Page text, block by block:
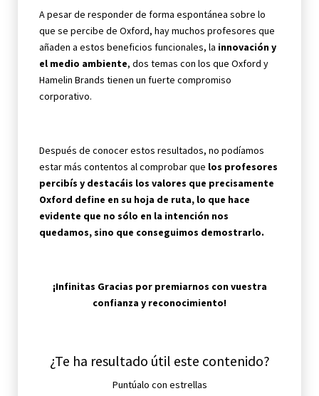
A pesar de responder de forma espontánea sobre lo
que se percibe de Oxford, hay muchos profesores que
añaden a estos beneficios funcionales, la innovación y
el medio ambiente, dos temas con los que Oxford y
Hamelin Brands tienen un fuerte compromiso
corporativo.
Después de conocer estos resultados, no podíamos
estar más contentos al comprobar que los profesores
percibís y destacáis los valores que precisamente
Oxford define en su hoja de ruta, lo que hace
evidente que no sólo en la intención nos
quedamos, sino que conseguimos demostrarlo.
¡Infinitas Gracias por premiarnos con vuestra
confianza y reconocimiento!
¿Te ha resultado útil este contenido?
Puntúalo con estrellas